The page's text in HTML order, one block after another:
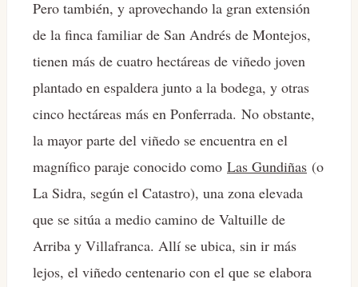
Pero también, y aprovechando la gran extensión
de la finca familiar de San Andrés de Montejos,
tienen más de cuatro hectáreas de viñedo joven
plantado en espaldera junto a la bodega, y otras
cinco hectáreas más en Ponferrada. No obstante,
la mayor parte del viñedo se encuentra en el
magnífico paraje conocido como Las Gundiñas (o
La Sidra, según el Catastro), una zona elevada
que se sitúa a medio camino de Valtuille de
Arriba y Villafranca. Allí se ubica, sin ir más
lejos, el viñedo centenario con el que se elabora